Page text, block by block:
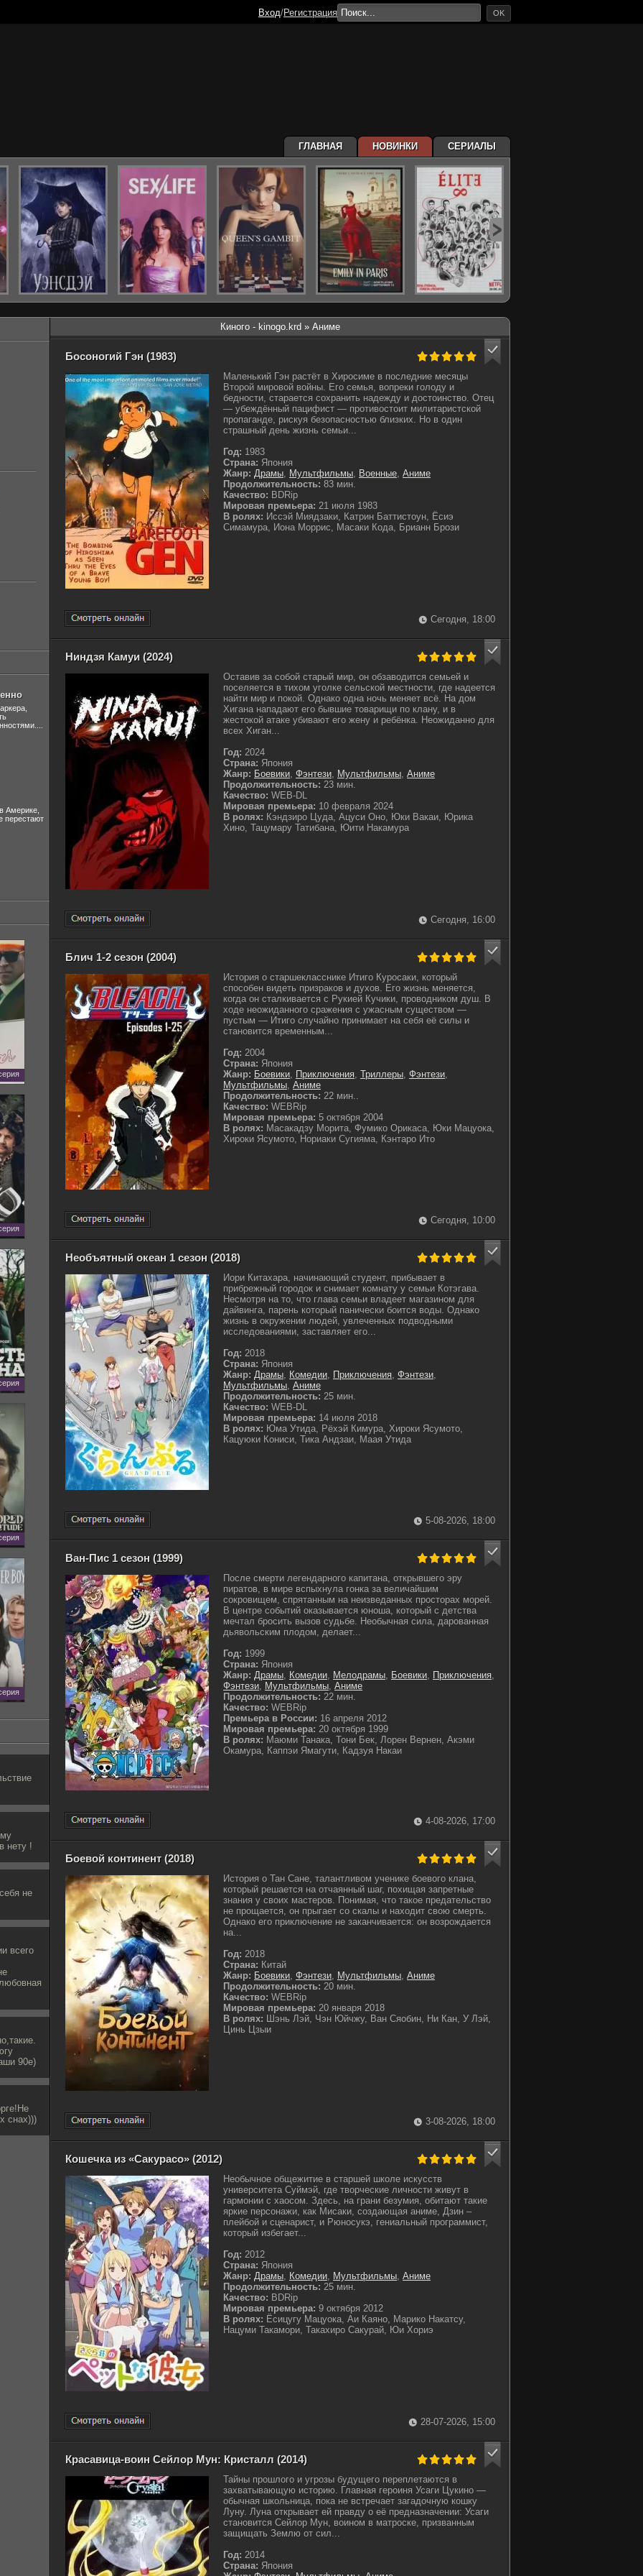
Киного - kinogo.krd » Аниме
Босоногий Гэн (1983)
Маленький Гэн растёт в Хиросиме в последние месяцы
Второй мировой войны. Его семья, вопреки голоду и
бедности, старается сохранить надежду и достоинство. Отец
— убеждённый пацифист — противостоит милитаристской
пропаганде, рискуя безопасностью близких. Но в один
страшный день жизнь семьи...
Год: 1983
Страна: Япония
Жанр: Драмы, Мультфильмы, Военные, Аниме
Продолжительность: 83 мин.
Качество: BDRip
Мировая премьера: 21 июля 1983
В ролях: Иссэй Миядзаки, Катрин Баттистоун, Ёсиэ
Симамура, Иона Моррис, Масаки Кода, Брианн Брози
Сегодня, 18:00
Ниндзя Камуи (2024)
Оставив за собой старый мир, он обзаводится семьей и
поселяется в тихом уголке сельской местности, где надеется
найти мир и покой. Однако одна ночь меняет всё. На дом
Хигана нападают его бывшие товарищи по клану, и в
жестокой атаке убивают его жену и ребёнка. Неожиданно для
всех Хиган...
Год: 2024
Страна: Япония
Жанр: Боевики, Фэнтези, Мультфильмы, Аниме
Продолжительность: 23 мин.
Качество: WEB-DL
Мировая премьера: 10 февраля 2024
В ролях: Кэндзиро Цуда, Ацуси Оно, Юки Вакаи, Юрика
Хино, Тацумару Татибана, Юити Накамура
Сегодня, 16:00
Блич 1-2 сезон (2004)
История о старшекласснике Итиго Куросаки, который
способен видеть призраков и духов. Его жизнь меняется,
когда он сталкивается с Рукией Кучики, проводником душ. В
ходе неожиданного сражения с ужасным существом —
пустым — Итиго случайно принимает на себя её силы и
становится временным...
Год: 2004
Страна: Япония
Жанр: Боевики, Приключения, Триллеры, Фэнтези,
Мультфильмы, Аниме
Продолжительность: 22 мин..
Качество: WEBRip
Мировая премьера: 5 октября 2004
В ролях: Масакадзу Морита, Фумико Орикаса, Юки Мацуока,
Хироки Ясумото, Нориаки Сугияма, Кэнтаро Ито
Сегодня, 10:00
Необъятный океан 1 сезон (2018)
Иори Китахара, начинающий студент, прибывает в
прибрежный городок и снимает комнату у семьи Котэгава.
Несмотря на то, что глава семьи владеет магазином для
дайвинга, парень который панически боится воды. Однако
жизнь в окружении людей, увлеченных подводными
исследованиями, заставляет его...
Год: 2018
Страна: Япония
Жанр: Драмы, Комедии, Приключения, Фэнтези,
Мультфильмы, Аниме
Продолжительность: 25 мин.
Качество: WEB-DL
Мировая премьера: 14 июля 2018
В ролях: Юма Утида, Рёхэй Кимура, Хироки Ясумото,
Кацуюки Кониси, Тика Андзаи, Маая Утида
5-08-2026, 18:00
Ван-Пис 1 сезон (1999)
После смерти легендарного капитана, открывшего эру
пиратов, в мире вспыхнула гонка за величайшим
сокровищем, спрятанным на неизведанных просторах морей.
В центре событий оказывается юноша, который с детства
мечтал бросить вызов судьбе. Необычная сила, дарованная
дьявольским плодом, делает...
Год: 1999
Страна: Япония
Жанр: Драмы, Комедии, Мелодрамы, Боевики, Приключения,
Фэнтези, Мультфильмы, Аниме
Продолжительность: 22 мин.
Качество: WEBRip
Премьера в России: 16 апреля 2012
Мировая премьера: 20 октября 1999
В ролях: Маюми Танака, Тони Бек, Лорен Вернен, Акэми
Окамура, Каппэи Ямагути, Кадзуя Накаи
4-08-2026, 17:00
Боевой континент (2018)
История о Тан Сане, талантливом ученике боевого клана,
который решается на отчаянный шаг, похищая запретные
знания у своих мастеров. Понимая, что такое предательство
не прощается, он прыгает со скалы и находит свою смерть.
Однако его приключение не заканчивается: он возрождается
на...
Год: 2018
Страна: Китай
Жанр: Боевики, Фэнтези, Мультфильмы, Аниме
Продолжительность: 20 мин.
Качество: WEBRip
Мировая премьера: 20 января 2018
В ролях: Шэнь Лэй, Чэн Юйчжу, Ван Сяобин, Ни Кан, У Лэй,
Цинь Цзыи
3-08-2026, 18:00
Кошечка из «Сакурасо» (2012)
Необычное общежитие в старшей школе искусств
университета Суймэй, где творческие личности живут в
гармонии с хаосом. Здесь, на грани безумия, обитают такие
яркие персонажи, как Мисаки, создающая аниме, Дзин –
плейбой и сценарист, и Рюносукэ, гениальный программист,
который избегает...
Год: 2012
Страна: Япония
Жанр: Драмы, Комедии, Мультфильмы, Аниме
Продолжительность: 25 мин.
Качество: BDRip
Мировая премьера: 9 октября 2012
В ролях: Ёсицугу Мацуока, Аи Каяно, Марико Накатсу,
Нацуми Такамори, Такахиро Сакурай, Юи Хориэ
28-07-2026, 15:00
Красавица-воин Сейлор Мун: Кристалл (2014)
Тайны прошлого и угрозы будущего переплетаются в
захватывающую историю. Главная героиня Усаги Цукино —
обычная школьница, пока не встречает загадочную кошку
Луну. Луна открывает ей правду о её предназначении: Усаги
становится Сейлор Мун, воином в матроске, призванным
защищать Землю от сил...
Год: 2014
Страна: Япония
Америке,
перестают
нету !
не
всего
90е)
снах)))
ГЛАВНАЯ НОВИНКИ СЕРИАЛЫ
Вход/Регистрация OK